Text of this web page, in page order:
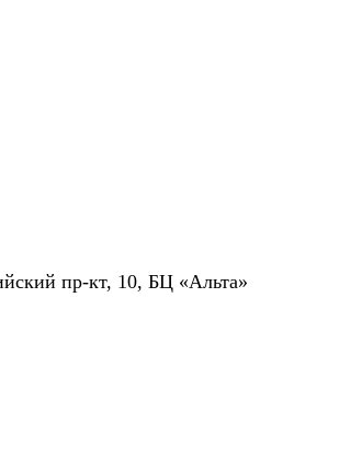
пр-кт, 10, БЦ «Альта»